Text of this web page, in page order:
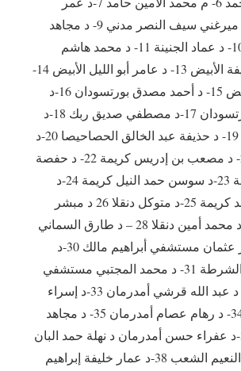
خليفة مدني 8- د ميرغني سيف النصر مدني 9- د مجاهد
إسماعيل مدني 10- د عماد الجنينة 11- د محمد هاشم
الجنينة 12- د نظيفة الأبيض 13- د عامر أبو الليل الأبيض 14-
د سامر سيد الأبيض 15- د أحمد مصدق بورتسودان 16-د
معتز بسطان بورتسودان 17-د مصطفي صديق ربك 18-د
محمد صلاح ربك 19- د حذيفة عبد الخالق الحصاحيصا 20-د
إجلال عطبرة 21- د مصعب بن إدريس كريمة 22- د حفصة
محمد أحمد كريمة 23-د سوسن حمد النيل كريمة 24-د
أبوبكر محمد أحمد كريمة 25-د متوكل دنقلا 26 د مبشر
شمت دنقلا 27 –د محمد أمين دنقلا 28 – د طارق السماني
دنقلا 29-د منتصر عثمان مستشفي أبراهيم مالك 30-د
ياسر الفاضلابي الشرطة 31- د محمد المجتبي مستشفي
حاج الصافي 32- د عبد الله قرشي أمدرمان 33-د إسراء
الأصم امدرمان 34- د رهام عصام أمدرمان 35- د مجاهد
شبو أمدرمان 36-د عفراء حسن أمدرمان د نهلة حمد البان
جديد 37-د إيمان النعيم الشعب 38-د عمار خليفة إبراهيم